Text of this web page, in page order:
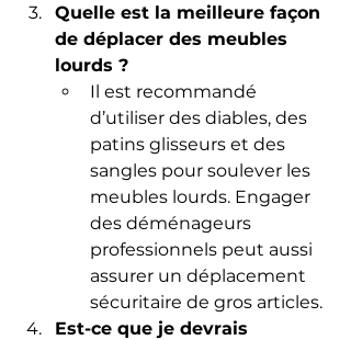
Quelle est la meilleure façon
de déplacer des meubles
lourds ?
Il est recommandé
d’utiliser des diables, des
patins glisseurs et des
sangles pour soulever les
meubles lourds. Engager
des déménageurs
professionnels peut aussi
assurer un déplacement
sécuritaire de gros articles.
Est-ce que je devrais